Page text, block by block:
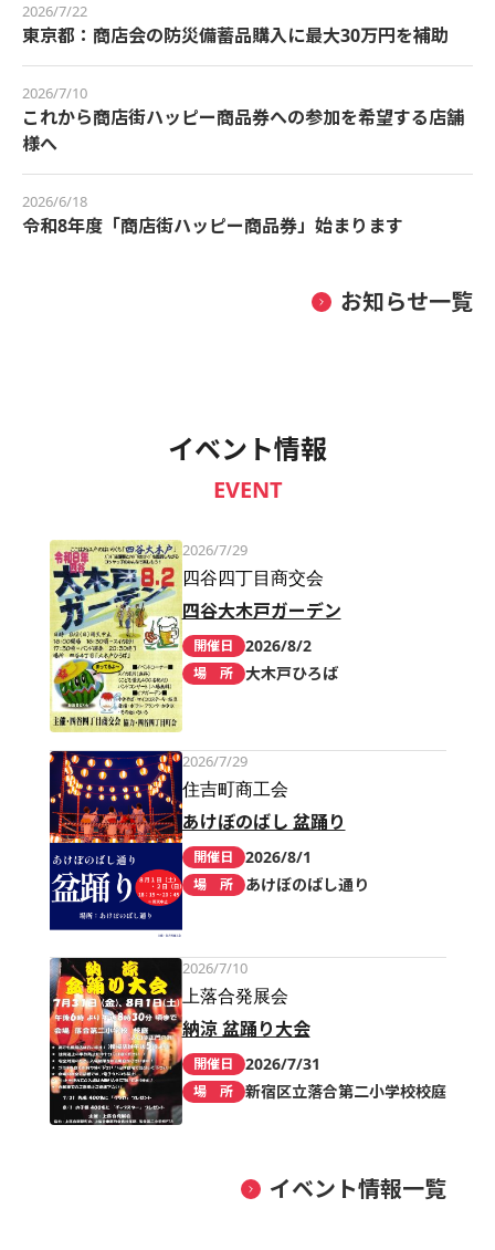
2026/7/22
東京都：商店会の防災備蓄品購入に最大30万円を補助
2026/7/10
これから商店街ハッピー商品券への参加を希望する店舗
様へ
2026/6/18
令和8年度「商店街ハッピー商品券」始まります
お知らせ一覧
イベント情報
EVENT
2026/7/29
四谷四丁目商交会
四谷大木戸ガーデン
開催日 2026/8/2
場 所 大木戸ひろば
2026/7/29
住吉町商工会
あけぼのばし 盆踊り
開催日 2026/8/1
場 所 あけぼのばし通り
2026/7/10
上落合発展会
納涼 盆踊り大会
開催日 2026/7/31
場 所 新宿区立落合第二小学校校庭
イベント情報一覧